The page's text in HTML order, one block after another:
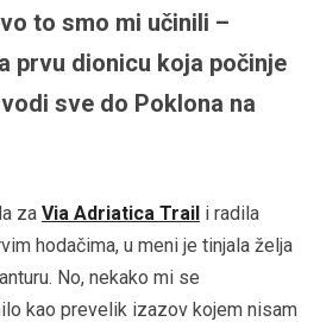
to smo mi učinili –
prvu dionicu koja počinje
sve do Poklona na
za Via Adriatica Traili radila
hodačima, u meni je tinjala želja
No, nekako mi se
kao prevelik izazov kojem nisam